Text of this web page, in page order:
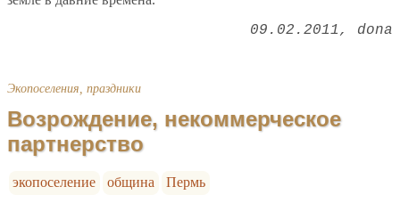
09.02.2011 dona
Экопоселения, праздники
Возрождение, некоммерческое
партнерство
экопоселение община Пермь